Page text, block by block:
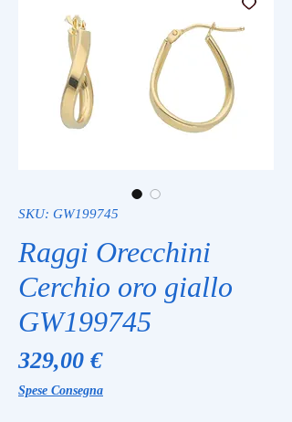
SKU: GW199745
Raggi Orecchini
Cerchio oro giallo
GW199745
329,00 €Prezzo
Spese Consegna